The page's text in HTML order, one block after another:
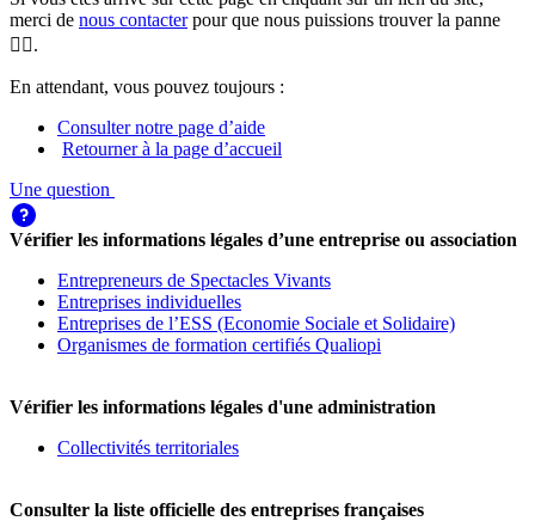
merci de nous contacterpour que nous puissions trouver la panne
🕵️‍♀️.
En attendant, vous pouvez toujours :
Consulter notre page d’aide
Retourner à la page d’accueil
Une question
Vérifier les informations légales d’une entreprise ou association
Entrepreneurs de Spectacles Vivants
Entreprises individuelles
Entreprises de l’ESS (Economie Sociale et Solidaire)
Organismes de formation certifiés Qualiopi
Vérifier les informations légales d'une administration
Collectivités territoriales
Consulter la liste officielle des entreprises françaises